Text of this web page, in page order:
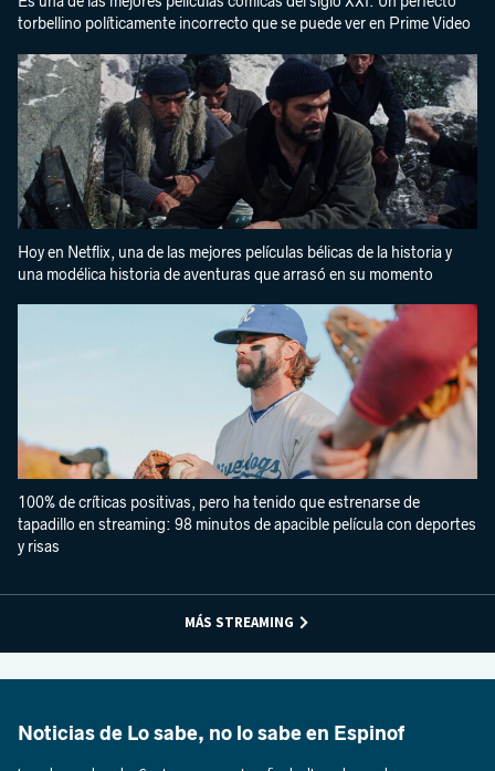
torbellino políticamente incorrecto que se puede ver en Prime Video
Hoy en Netflix, una de las mejores películas bélicas de la historia y
una modélica historia de aventuras que arrasó en su momento
100% de críticas positivas, pero ha tenido que estrenarse de
tapadillo en streaming: 98 minutos de apacible película con deportes
y risas
MÁS STREAMING
Noticias de Lo sabe, no lo sabe en Espinof